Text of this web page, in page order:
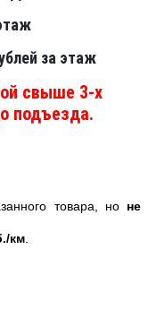
за этаж
свыше 3-х
подъезда.
товара, но не
км